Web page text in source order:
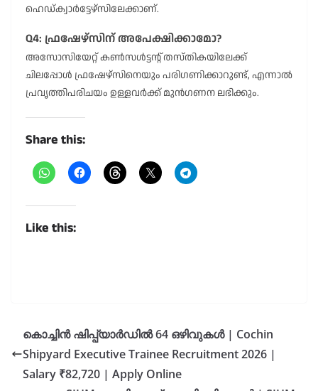
ഹെഡ്ക്വാർട്ടേഴ്സിലേക്കാണ്.
Q4: ഫ്രഷേഴ്സിന് അപേക്ഷിക്കാമോ?
അസോസിയേറ്റ് കൺസൾട്ടന്റ് തസ്തികയിലേക്ക്
ചിലപ്പോൾ ഫ്രഷേഴ്സിനെയും പരിഗണിക്കാറുണ്ട്, എന്നാൽ
പ്രവൃത്തിപരിചയം ഉള്ളവർക്ക് മുൻഗണന ലഭിക്കും.
Share this:
Like this:
കൊച്ചിൻ ഷിപ്പ്‌യാർഡിൽ 64 ഒഴിവുകൾ | Cochin
Shipyard Executive Trainee Recruitment 2026 |
Salary ₹82,720 | Apply Online